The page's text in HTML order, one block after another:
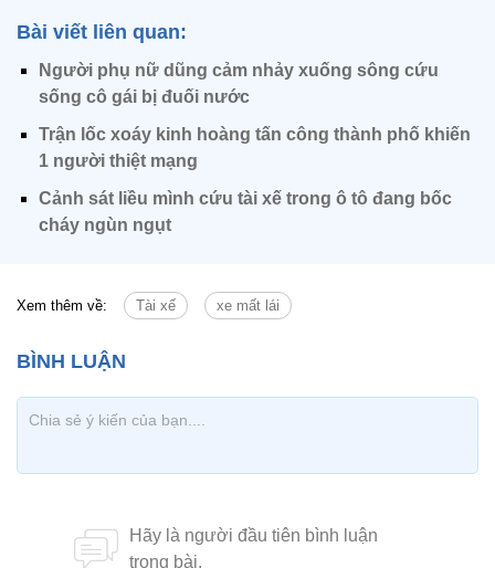
Bài viết liên quan:
Người phụ nữ dũng cảm nhảy xuống sông cứu
sống cô gái bị đuối nước
Trận lốc xoáy kinh hoàng tấn công thành phố khiến
1 người thiệt mạng
Cảnh sát liều mình cứu tài xế trong ô tô đang bốc
cháy ngùn ngụt
Xem thêm về: Tài xế xe mất lái